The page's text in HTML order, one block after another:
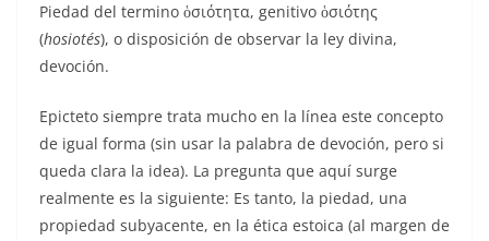
Piedad del termino ὁσιότητα, genitivo ὁσιότης
(hosiotés), o disposición de observar la ley divina,
devoción.
Epicteto siempre trata mucho en la línea este concepto
de igual forma (sin usar la palabra de devoción, pero si
queda clara la idea). La pregunta que aquí surge
realmente es la siguiente: Es tanto, la piedad, una
propiedad subyacente, en la ética estoica (al margen de